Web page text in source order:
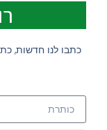
כתבו לנו חדשות,